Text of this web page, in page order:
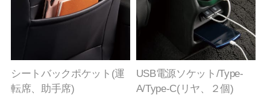
シートバックポケット(運
転席、助手席)
USB電源ソケット/Type-
A/Type-C(リヤ、２個)